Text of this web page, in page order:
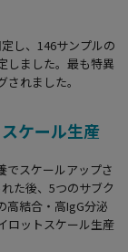
し、146サンプルの
しました。最も特異
れました。
ケール生産
でスケールアップさ
た後、5つのサブク
高結合・高IgG分泌
ロットスケール生産